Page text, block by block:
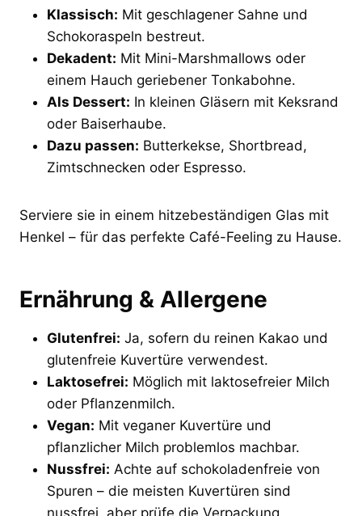
Klassisch: Mit geschlagener Sahne und
Schokoraspeln bestreut.
Dekadent: Mit Mini-Marshmallows oder
einem Hauch geriebener Tonkabohne.
Als Dessert: In kleinen Gläsern mit Keksrand
oder Baiserhaube.
Dazu passen: Butterkekse, Shortbread,
Zimtschnecken oder Espresso.
Serviere sie in einem hitzebeständigen Glas mit
Henkel – für das perfekte Café-Feeling zu Hause.
Ernährung & Allergene
Glutenfrei: Ja, sofern du reinen Kakao und
glutenfreie Kuvertüre verwendest.
Laktosefrei: Möglich mit laktosefreier Milch
oder Pflanzenmilch.
Vegan: Mit veganer Kuvertüre und
pflanzlicher Milch problemlos machbar.
Nussfrei: Achte auf schokoladenfreie von
Spuren – die meisten Kuvertüren sind